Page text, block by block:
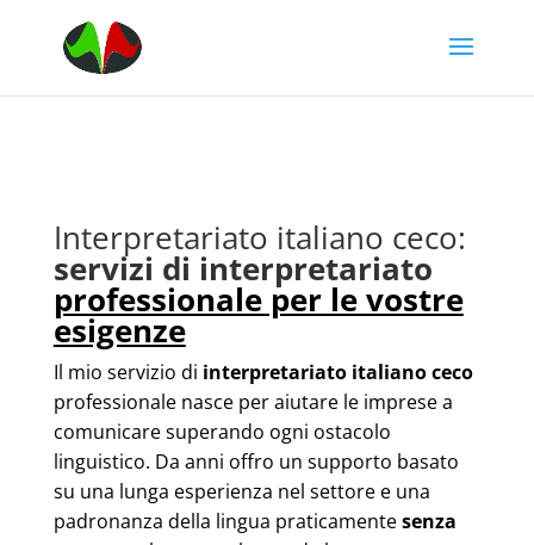
Interpretariato italiano ceco:
servizi di interpretariato
professionale per le vostre
esigenze
Il mio servizio di interpretariato italiano ceco
professionale nasce per aiutare le imprese a
comunicare superando ogni ostacolo
linguistico. Da anni offro un supporto basato
su una lunga esperienza nel settore e una
padronanza della lingua praticamentesenza